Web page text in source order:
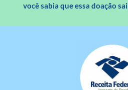
você sabia que essa doação
saiba